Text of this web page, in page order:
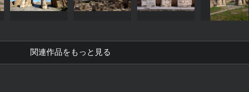
関連作品をもっと見る